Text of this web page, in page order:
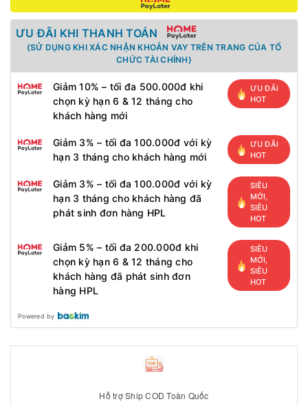
ƯU ĐÃI KHI THANH TOÁN
(SỬ DỤNG KHI XÁC NHẬN KHOẢN VAY TRÊN TRANG CỦA TỔ
CHỨC TÀI CHÍNH)
Giảm 10% – tối đa 500.000đ khi
chọn kỳ hạn 6 & 12 tháng cho
khách hàng mới
ƯU ĐÃI
HOT
Giảm 3% – tối đa 100.000đ với kỳ
hạn 3 tháng cho khách hàng mới
ƯU ĐÃI
HOT
Giảm 3% – tối đa 100.000đ với kỳ
hạn 3 tháng cho khách hàng đã
phát sinh đơn hàng HPL
SIÊU
MỚI,
SIÊU
HOT
Giảm 5% – tối đa 200.000đ khi
chọn kỳ hạn 6 & 12 tháng cho
khách hàng đã phát sinh đơn
hàng HPL
SIÊU
MỚI,
SIÊU
HOT
Powered by
Hỗ trợ Ship COD Toàn Quốc